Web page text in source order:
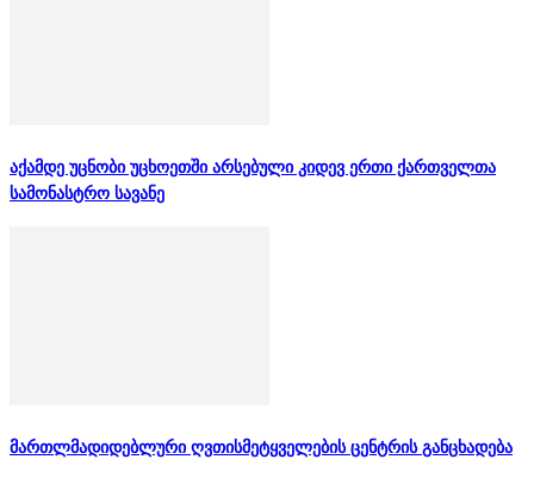
აქამდე უცნობი უცხოეთში არსებული კიდევ ერთი ქართველთა
სამონასტრო სავანე
მართლმადიდებლური ღვთისმეტყველების ცენტრის განცხადება